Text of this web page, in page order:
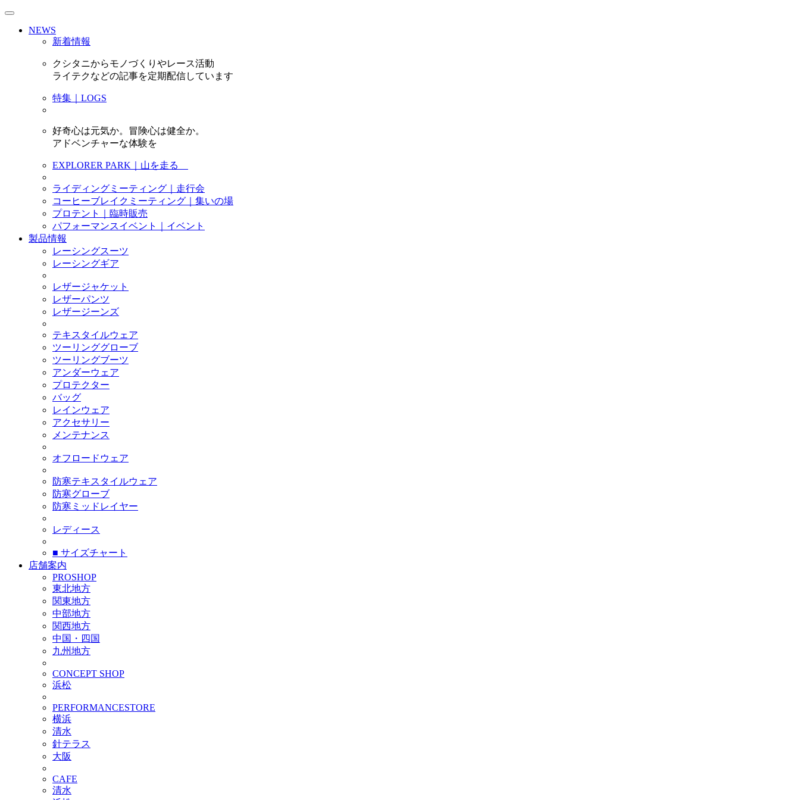
NEWS
新着情報
クシタニからモノづくりやレース活動
ライテクなどの記事を定期配信しています
特集｜LOGS
好奇心は元気か。冒険心は健全か。
アドベンチャーな体験を
EXPLORER PARK｜山を走る
ライディングミーティング｜走行会
コーヒーブレイクミーティング｜集いの場
プロテント｜臨時販売
パフォーマンスイベント｜イベント
製品情報
レーシングスーツ
レーシングギア
レザージャケット
レザーパンツ
レザージーンズ
テキスタイルウェア
ツーリンググローブ
ツーリングブーツ
アンダーウェア
プロテクター
バッグ
レインウェア
アクセサリー
メンテナンス
オフロードウェア
防寒テキスタイルウェア
防寒グローブ
防寒ミッドレイヤー
レディース
■ サイズチャート
店舗案内
PROSHOP
東北地方
関東地方
中部地方
関西地方
中国・四国
九州地方
CONCEPT SHOP
浜松
PERFORMANCESTORE
横浜
清水
針テラス
大阪
CAFE
清水